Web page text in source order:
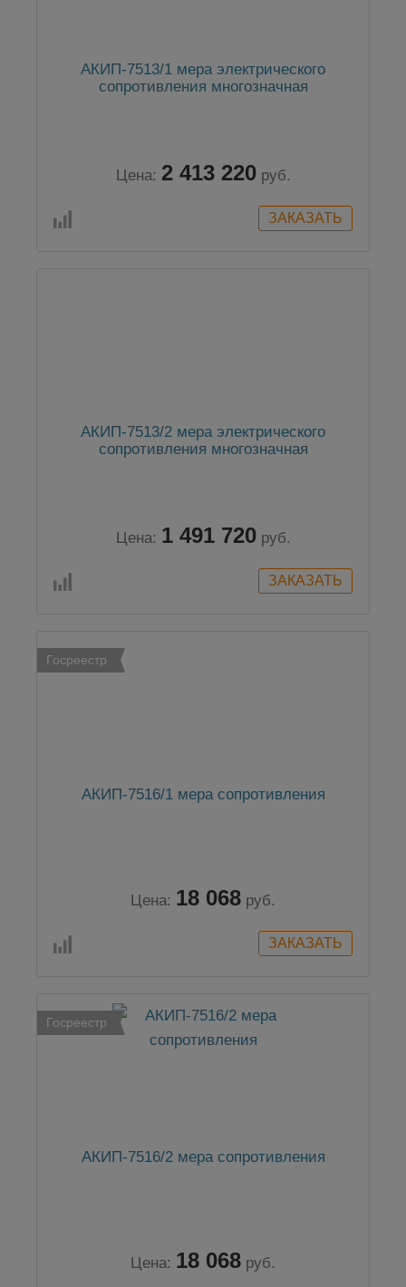
АКИП-7513/1 мера электрического
сопротивления многозначная
Цена: 2 413 220 руб.
АКИП-7513/2 мера электрического
сопротивления многозначная
Цена: 1 491 720 руб.
Госреестр
АКИП-7516/1 мера сопротивления
Цена: 18 068 руб.
Госреестр
АКИП-7516/2 мера сопротивления
Цена: 18 068 руб.